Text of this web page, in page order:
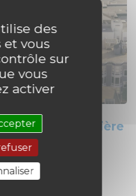
cabinet en matière
des
et vous
sur
vous
activer